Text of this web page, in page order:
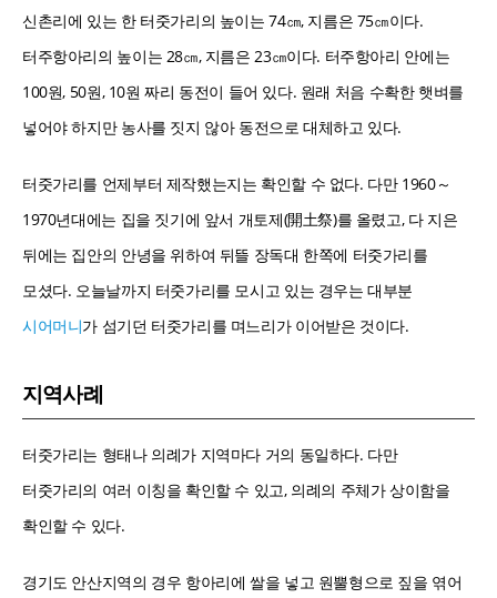
신촌리에 있는 한 터줏가리의 높이는 74㎝, 지름은 75㎝이다.
터주항아리의 높이는 28㎝, 지름은 23㎝이다. 터주항아리 안에는
100원, 50원, 10원 짜리 동전이 들어 있다. 원래 처음 수확한 햇벼를
넣어야 하지만 농사를 짓지 않아 동전으로 대체하고 있다.
터줏가리를 언제부터 제작했는지는 확인할 수 없다. 다만 1960～
1970년대에는 집을 짓기에 앞서 개토제(開土祭)를 올렸고, 다 지은
뒤에는 집안의 안녕을 위하여 뒤뜰 장독대 한쪽에 터줏가리를
모셨다. 오늘날까지 터줏가리를 모시고 있는 경우는 대부분
시어머니가 섬기던 터줏가리를 며느리가 이어받은 것이다.
지역사례
터줏가리는 형태나 의례가 지역마다 거의 동일하다. 다만
터줏가리의 여러 이칭을 확인할 수 있고, 의례의 주체가 상이함을
확인할 수 있다.
경기도 안산지역의 경우 항아리에 쌀을 넣고 원뿔형으로 짚을 엮어